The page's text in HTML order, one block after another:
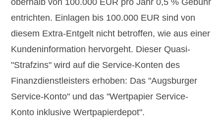
entrichten. Einlagen bis 100.000 EUR sind von
diesem Extra-Entgelt nicht betroffen, wie aus einer
Kundeninformation hervorgeht. Dieser Quasi-
"Strafzins" wird auf die Service-Konten des
Finanzdienstleisters erhoben: Das "Augsburger
Service-Konto" und das "Wertpapier Service-
Konto inklusive Wertpapierdepot".